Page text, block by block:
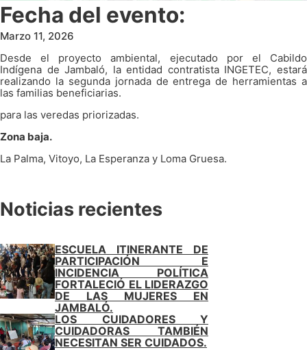
Fecha del evento:
Marzo 11, 2026
Desde el proyecto ambiental, ejecutado por el Cabildo
Indígena de Jambaló, la entidad contratista INGETEC, estará
realizando la segunda jornada de entrega de herramientas a
las familias beneficiarias.
para las veredas priorizadas.
Zona baja.
La Palma, Vitoyo, La Esperanza y Loma Gruesa.
Noticias recientes
ESCUELA ITINERANTE DE
PARTICIPACIÓN E
INCIDENCIA POLÍTICA
FORTALECIÓ EL LIDERAZGO
DE LAS MUJERES EN
JAMBALÓ.
LOS CUIDADORES Y
CUIDADORAS TAMBIÉN
NECESITAN SER CUIDADOS.